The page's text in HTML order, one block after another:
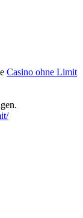
Casino ohne Limit